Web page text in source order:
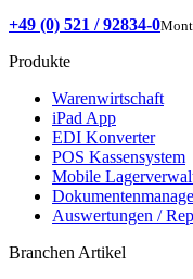
+49 (0) 521 / 92834-0
Produkte
Warenwirtschaft
iPad App
EDI Konverter
POS Kassensystem
Mobile
Auswertungen /
Branchen Artikel